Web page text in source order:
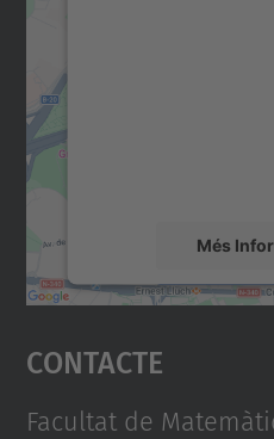
Més
powered by
Contacte
Facultat de